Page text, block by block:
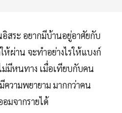
อิสระ อยากมีบ้านอยู่อาศัยกับ
ห้ผ่าน จะทำอย่างไรให้แบงก์
ม่มีหนทาง เมื่อเทียบกับคน
ความพยายาม มากกว่าคน
มจากรายได้